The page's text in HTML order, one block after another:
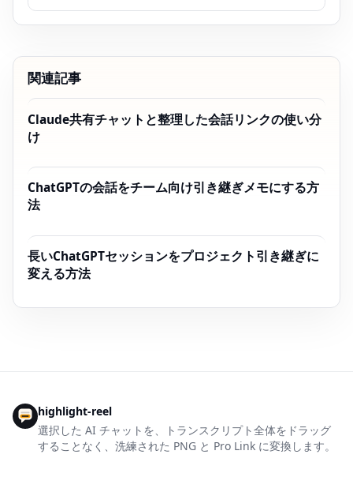
関連記事
Claude共有チャットと整理した会話リンクの使い分
け
ChatGPTの会話をチーム向け引き継ぎメモにする方
法
長いChatGPTセッションをプロジェクト引き継ぎに
変える方法
highlight-reel
選択した AI チャットを、トランスクリプト全体をドラッグ
することなく、洗練された PNG と Pro Link に変換します。